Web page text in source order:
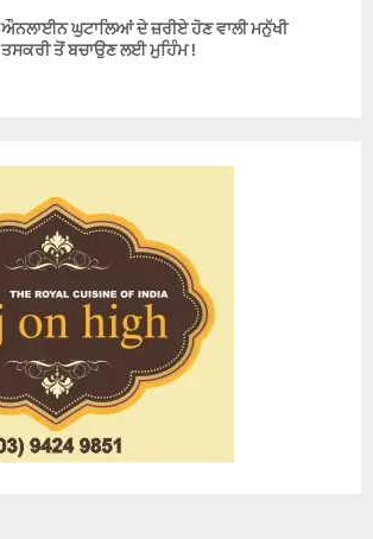
ਔਨਲਾਈਨ ਘੁਟਾਲਿਆਂ ਦੇ ਜ਼ਰੀਏ ਹੋਣ ਵਾਲੀ ਮਨੁੱਖੀ
ਤਸਕਰੀ ਤੋਂ ਬਚਾਉਣ ਲਈ ਮੁਹਿੰਮ !